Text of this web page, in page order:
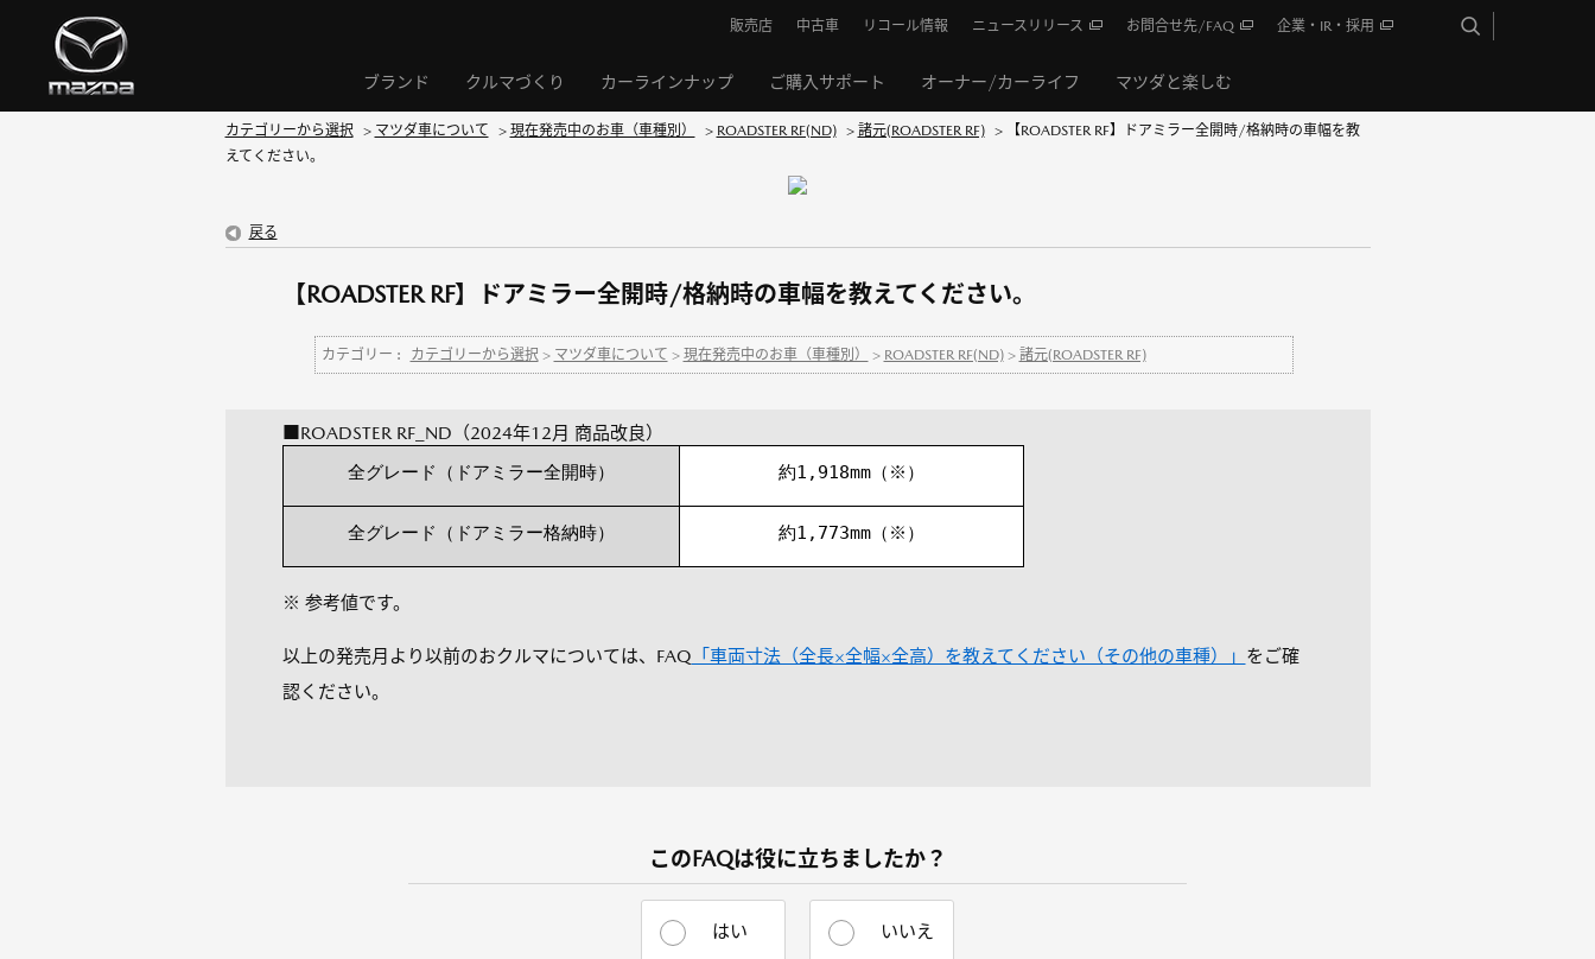
ブランド クルマづくり カーラインナップ ご購入サポート オーナー/カーライフ マツダと楽しむ
販売店 中古車 リコール情報 ニュースリリース お問合せ先/FAQ 企業・IR・採用
カテゴリーから選択 > マツダ車について > 現在発売中のお車（車種別） > ROADSTER RF(ND) > 諸元(ROADSTER RF) >
【ROADSTER RF】ドアミラー全開時/格納時の車幅を教
えてください。
戻る
【ROADSTER RF】ドアミラー全開時/格納時の車幅を教えてください。
カテゴリー : カテゴリーから選択 > マツダ車について > 現在発売中のお車（車種別） > ROADSTER RF(ND)> 諸元(ROADSTER RF)
■ROADSTER RF_ND（2024年12月 商品改良）
全グレード（ドアミラー全開時）
約1,918mm（※）
全グレード（ドアミラー格納時） 約1,773mm（※）
※ 参考値です。
以上の発売月より以前のおクルマについては、FAQ 「車両寸法（全長×全幅×全高）を教えてください（その他の車種）」 をご確
認ください。
このFAQは役に立ちましたか？
はい いいえ